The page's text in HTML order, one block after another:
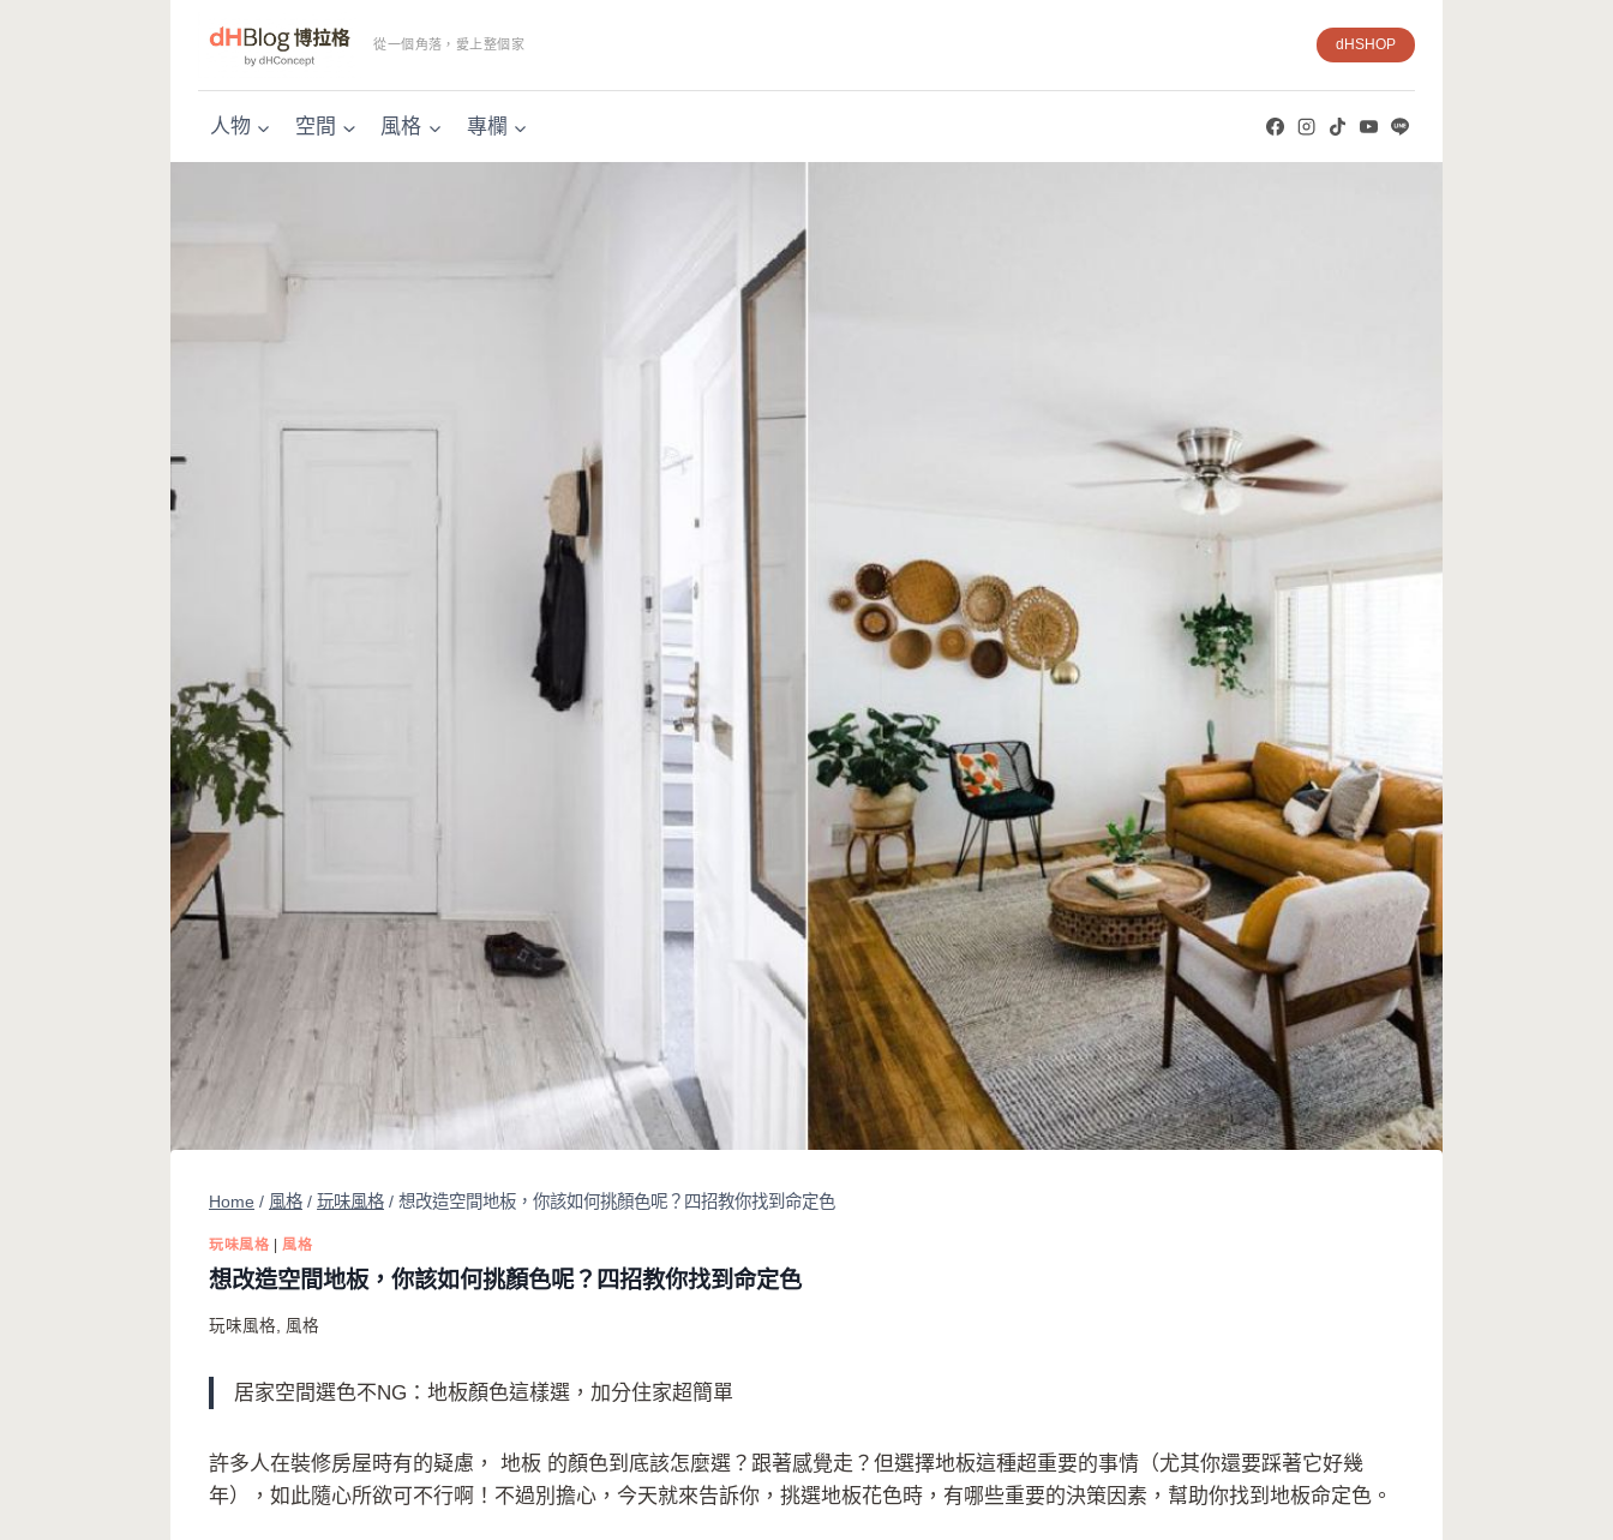
從一個角落，愛上整個家 dHSHOP
人物 空間 風格 專欄
Home / 風格 / 玩味風格 / 想改造空間地板，你該如何挑顏色呢？四招教你找到命定色
玩味風格 | 風格
想改造空間地板，你該如何挑顏色呢？四招教你找到命定色
玩味風格, 風格
居家空間選色不NG：地板顏色這樣選，加分住家超簡單
許多人在裝修房屋時有的疑慮， 地板 的顏色到底該怎麼選？跟著感覺走？但選擇地板這種超重要的事情（尤其你還要踩著它好幾
年），如此隨心所欲可不行啊！不過別擔心，今天就來告訴你，挑選地板花色時，有哪些重要的決策因素，幫助你找到地板命定色。